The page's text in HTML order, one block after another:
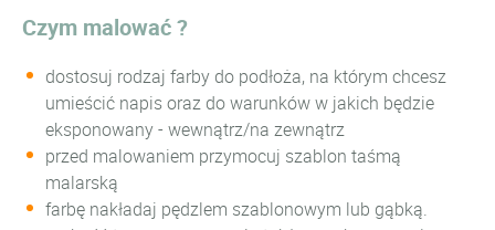
Czym malować ?
dostosuj rodzaj farby do podłoża, na którym chcesz
umieścić napis oraz do warunków w jakich będzie
eksponowany - wewnątrz/na zewnątrz
przed malowaniem przymocuj szablon taśmą
malarską
farbę nakładaj pędzlem szablonowym lub gąbką.